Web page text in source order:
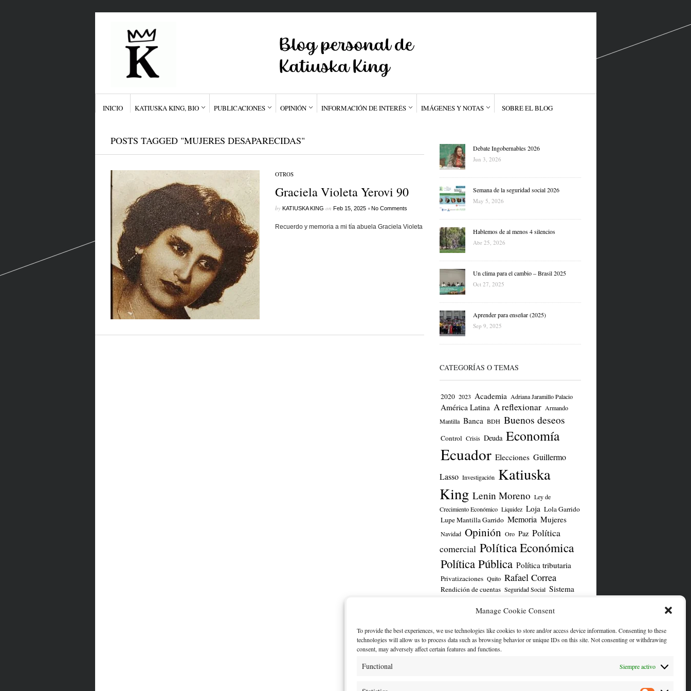
Manage Cookie Consent
To provide the best experiences, we use technologies like cookies to store and/or access device information. Consenting to these
technologies will allow us to process data such as browsing behavior or unique IDs on this site. Not consenting or withdrawing
consent, may adversely affect certain features and functions.
Functional Siempre activo
INICIO KATIUSKA KING, BIO PUBLICACIONES OPINIÓN INFORMACIÓN DE INTERÉS IMÁGENES Y NOTAS SOBRE EL BLOG
POSTS TAGGED "MUJERES DESAPARECIDAS"
OTROS
Graciela Violeta Yerovi 90
by KATIUSKA KING on Feb 15, 2025 •No Comments
Recuerdo y memoria a mi tía abuela Graciela Violeta
Debate Ingobernables 2026
Jun 3, 2026
Semana de la seguridad social 2026
May 5, 2026
Hablemos de al menos 4 silencios
Abr 25, 2026
Un clima para el cambio – Brasil 2025
Oct 27, 2025
Aprender para enseñar (2025)
Sep 9, 2025
CATEGORÍAS O TEMAS
2020 2023 Academia Adriana Jaramillo Palacio
América Latina A reflexionar Armando
Mantilla Banca BDH Buenos deseos
Control Crisis Deuda Economía
Ecuador Elecciones Guillermo
Lasso Investigación Katiuska
King Lenin Moreno Ley de
Crecimiento Económico Liquidez Loja Lola Garrido
Lupe Mantilla Garrido Memoria Mujeres
Navidad Opinión Oro Paz Política
comercial Política Económica
Política Pública Política tributaria
Privatizaciones Quito Rafael Correa
Rendición de cuentas Seguridad Social Sistema
MI CUENTA DE TWITTER/X